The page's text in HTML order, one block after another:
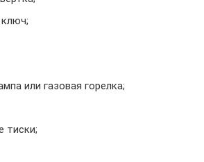
или газовая горелка;
тиски;